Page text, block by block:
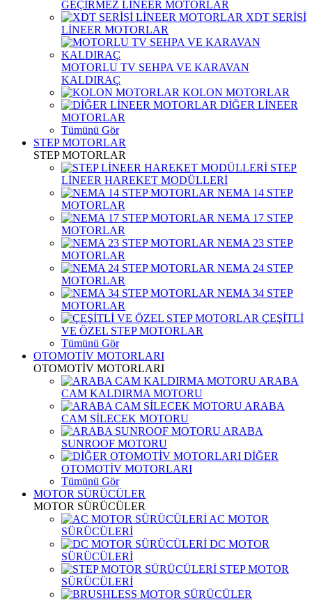
GEÇİRMEZ LİNEER MOTORLAR
XDT SERİSİ
LİNEER MOTORLAR
MOTORLU TV SEHPA VE KARAVAN
KALDIRAÇ
KOLON MOTORLAR
DİĞER LİNEER
MOTORLAR
Tümünü Gör
STEP MOTORLAR
STEP MOTORLAR
STEP
LİNEER HAREKET MODÜLLERİ
NEMA 14 STEP
MOTORLAR
NEMA 17 STEP
MOTORLAR
NEMA 23 STEP
MOTORLAR
NEMA 24 STEP
MOTORLAR
NEMA 34 STEP
MOTORLAR
ÇEŞİTLİ
VE ÖZEL STEP MOTORLAR
Tümünü Gör
OTOMOTİV MOTORLARI
OTOMOTİV MOTORLARI
ARABA
CAM KALDIRMA MOTORU
ARABA
CAM SİLECEK MOTORU
ARABA
SUNROOF MOTORU
DİĞER
OTOMOTİV MOTORLARI
Tümünü Gör
MOTOR SÜRÜCÜLER
MOTOR SÜRÜCÜLER
AC MOTOR
SÜRÜCÜLERİ
DC MOTOR
SÜRÜCÜLERİ
STEP MOTOR
SÜRÜCÜLERİ